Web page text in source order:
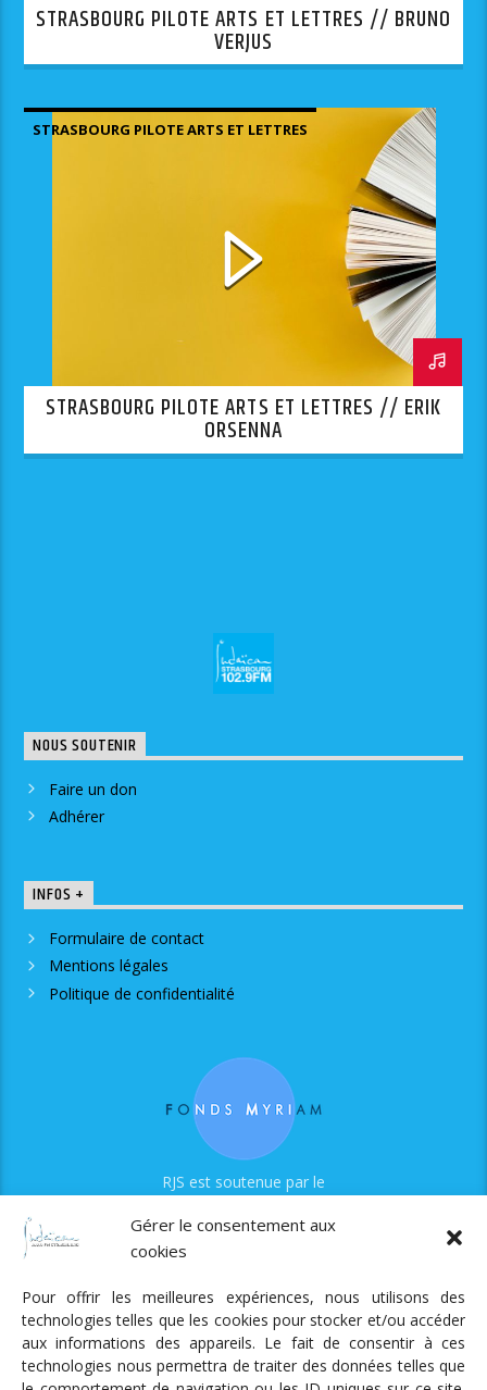
Gérer le consentement aux
cookies
Pour offrir les meilleures expériences, nous utilisons des
technologies telles que les cookies pour stocker et/ou accéder
aux informations des appareils. Le fait de consentir à ces
technologies nous permettra de traiter des données telles que
STRASBOURG PILOTE ARTS ET LETTRES // BRUNO
VERJUS
STRASBOURG PILOTE ARTS ET LETTRES
STRASBOURG PILOTE ARTS ET LETTRES // ERIK
ORSENNA
NOUS SOUTENIR
Faire un don
Adhérer
INFOS +
Formulaire de contact
Mentions légales
Politique de confidentialité
RJS est soutenue par le